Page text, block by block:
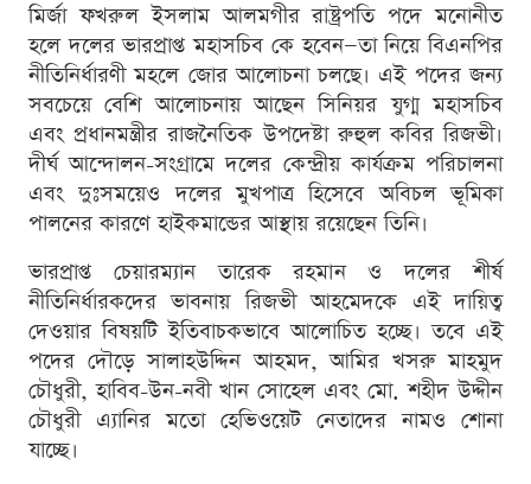
মির্জা ফখরুল ইসলাম আলমগীর রাষ্ট্রপতি পদে মনোনীত
হলে দলের ভারপ্রাপ্ত মহাসচিব কে হবেন—তা নিয়ে বিএনপির
নীতিনির্ধারণী মহলে জোর আলোচনা চলছে। এই পদের জন্য
সবচেয়ে বেশি আলোচনায় আছেন সিনিয়র যুগ্ম মহাসচিব
এবং প্রধানমন্ত্রীর রাজনৈতিক উপদেষ্টা রুহুল কবির রিজভী।
দীর্ঘ আন্দোলন-সংগ্রামে দলের কেন্দ্রীয় কার্যক্রম পরিচালনা
এবং দুঃসময়েও দলের মুখপাত্র হিসেবে অবিচল ভূমিকা
পালনের কারণে হাইকমান্ডের আস্থায় রয়েছেন তিনি।
ভারপ্রাপ্ত চেয়ারম্যান তারেক রহমান ও দলের শীর্ষ
নীতিনির্ধারকদের ভাবনায় রিজভী আহমেদকে এই দায়িত্ব
দেওয়ার বিষয়টি ইতিবাচকভাবে আলোচিত হচ্ছে। তবে এই
পদের দৌড়ে সালাহউদ্দিন আহমদ, আমির খসরু মাহমুদ
চৌধুরী, হাবিব-উন-নবী খান সোহেল এবং মো. শহীদ উদ্দীন
চৌধুরী এ্যানির মতো হেভিওয়েট নেতাদের নামও শোনা
যাচ্ছে।